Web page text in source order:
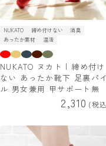
NUKATO 締め付けない
消臭
あったか素材
温活
NUKATO ヌカト | 締め付け
ない あったか靴下 足裏パイ
ル 男女兼用 甲サポート無
2,310 税